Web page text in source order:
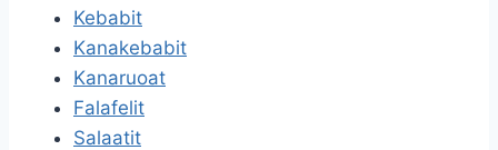
Kebabit
Kanakebabit
Kanaruoat
Falafelit
Salaatit